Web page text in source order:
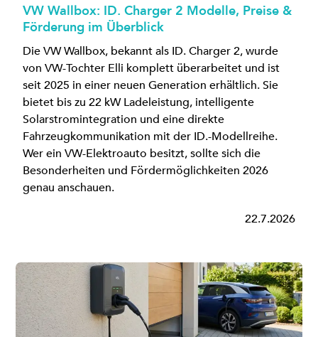
VW Wallbox: ID. Charger 2 Modelle, Preise &
Förderung im Überblick
Die VW Wallbox, bekannt als ID. Charger 2, wurde
von VW-Tochter Elli komplett überarbeitet und ist
seit 2025 in einer neuen Generation erhältlich. Sie
bietet bis zu 22 kW Ladeleistung, intelligente
Solarstromintegration und eine direkte
Fahrzeugkommunikation mit der ID.-Modellreihe.
Wer ein VW-Elektroauto besitzt, sollte sich die
Besonderheiten und Fördermöglichkeiten 2026
genau anschauen.
22.7.2026